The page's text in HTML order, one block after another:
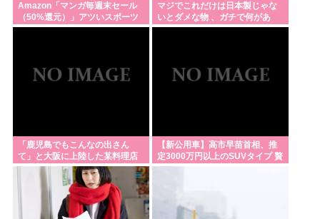
Amazon「マンガ毎週末セール
（50%還元）」アツいスポーツ
マンガ祭り最終日到来！！！
マジでこれだけは日本製じゃな
いとダメな物 、ガチで何があ
る？
「鹿児島でもこんなの出さん
て」と大阪に上陸した某料理店
に批判殺到、鹿児島の養鶏家と
タッグを組んだとこ
【新公用車】高市早苗首相、推
定3000万円以上のSUVタイプ 贅
を尽くした後部座席でたばこを